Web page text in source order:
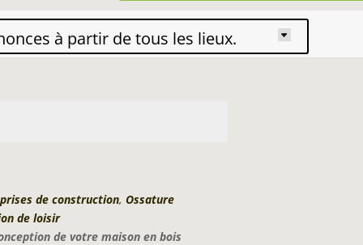
à partir de tous les lieux.
de construction,Ossature
de loisir
de votre maison en bois